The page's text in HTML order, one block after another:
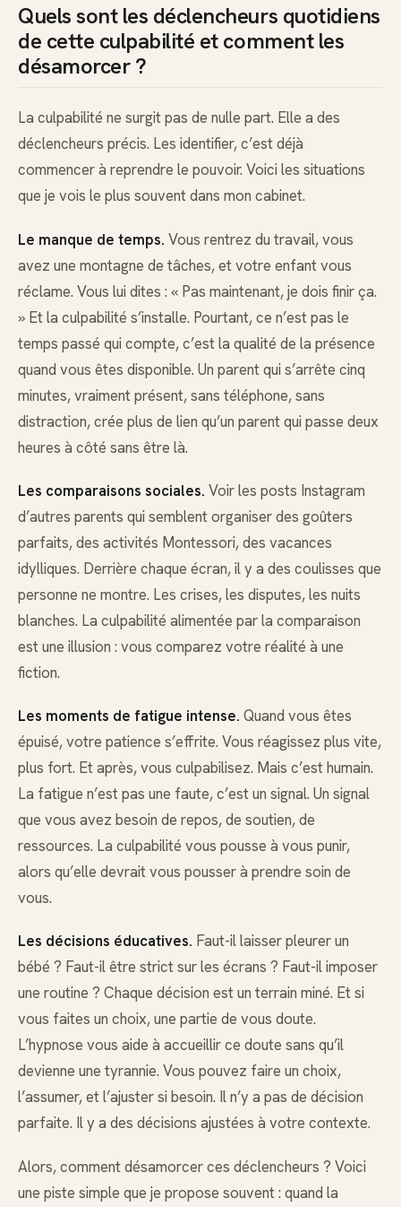
Quels sont les déclencheurs quotidiens
de cette culpabilité et comment les
désamorcer ?
La culpabilité ne surgit pas de nulle part. Elle a des
déclencheurs précis. Les identifier, c’est déjà
commencer à reprendre le pouvoir. Voici les situations
que je vois le plus souvent dans mon cabinet.
Le manque de temps. Vous rentrez du travail, vous
avez une montagne de tâches, et votre enfant vous
réclame. Vous lui dites : « Pas maintenant, je dois finir ça.
» Et la culpabilité s’installe. Pourtant, ce n’est pas le
temps passé qui compte, c’est la qualité de la présence
quand vous êtes disponible. Un parent qui s’arrête cinq
minutes, vraiment présent, sans téléphone, sans
distraction, crée plus de lien qu’un parent qui passe deux
heures à côté sans être là.
Les comparaisons sociales. Voir les posts Instagram
d’autres parents qui semblent organiser des goûters
parfaits, des activités Montessori, des vacances
idylliques. Derrière chaque écran, il y a des coulisses que
personne ne montre. Les crises, les disputes, les nuits
blanches. La culpabilité alimentée par la comparaison
est une illusion : vous comparez votre réalité à une
fiction.
Les moments de fatigue intense. Quand vous êtes
épuisé, votre patience s’effrite. Vous réagissez plus vite,
plus fort. Et après, vous culpabilisez. Mais c’est humain.
La fatigue n’est pas une faute, c’est un signal. Un signal
que vous avez besoin de repos, de soutien, de
ressources. La culpabilité vous pousse à vous punir,
alors qu’elle devrait vous pousser à prendre soin de
vous.
Les décisions éducatives. Faut-il laisser pleurer un
bébé ? Faut-il être strict sur les écrans ? Faut-il imposer
une routine ? Chaque décision est un terrain miné. Et si
vous faites un choix, une partie de vous doute.
L’hypnose vous aide à accueillir ce doute sans qu’il
devienne une tyrannie. Vous pouvez faire un choix,
l’assumer, et l’ajuster si besoin. Il n’y a pas de décision
parfaite. Il y a des décisions ajustées à votre contexte.
Alors, comment désamorcer ces déclencheurs ? Voici
une piste simple que je propose souvent : quand la